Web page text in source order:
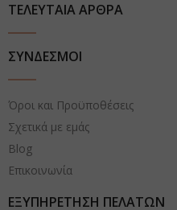
ΤΕΛΕΥΤΑΙΑ ΑΡΘΡΑ
ΣΥΝΔΕΣΜΟΙ
Όροι και Προϋποθέσεις
Σχετικά με εμάς
Blog
Επικοινωνία
ΕΞΥΠΗΡΕΤΗΣΗ ΠΕΛΑΤΩΝ